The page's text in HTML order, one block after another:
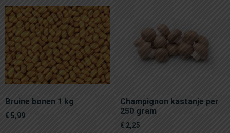
Bruine bonen 1 kg
€ 5,99
Champignon kastanje per
250 gram
€ 2,25